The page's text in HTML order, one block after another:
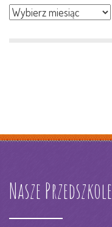
Archiwum
Nasze Przedszkole